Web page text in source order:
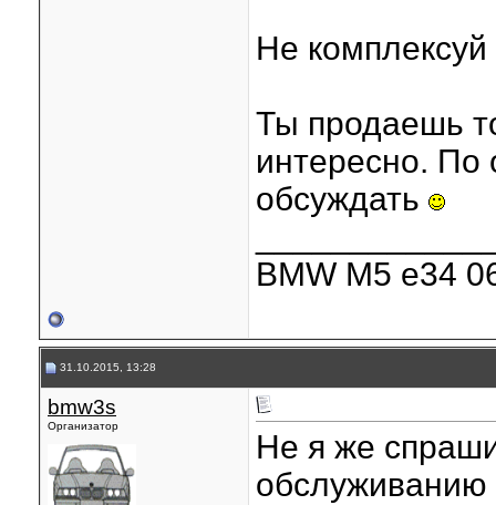
Не комплексуй
Ты продаешь
интересно. По
обсуждать
BMW M5 e34
31.10.2015, 13:28
bmw3s
Организатор
Не я же
обслуживанию